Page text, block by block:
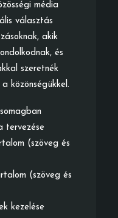
média
választás
akik
és
szeretnék
közönségükkel.
tervezése
(szöveg és
(szöveg és
kezelése